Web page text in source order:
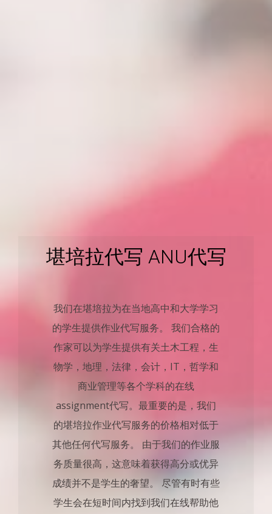
堪培拉代写 ANU代写
我们在堪培拉为在当地高中和大学学习
的学生提供作业代写服务。 我们合格的
作家可以为学生提供有关土木工程，生
物学，地理，法律，会计，IT，哲学和
商业管理等各个学科的在线
assignment代写。最重要的是，我们
的堪培拉作业代写服务的价格相对低于
其他任何代写服务。 由于我们的作业服
务质量很高，这意味着获得高分或优异
成绩并不是学生的奢望。 尽管有时有些
学生会在短时间内找到我们在线帮助他